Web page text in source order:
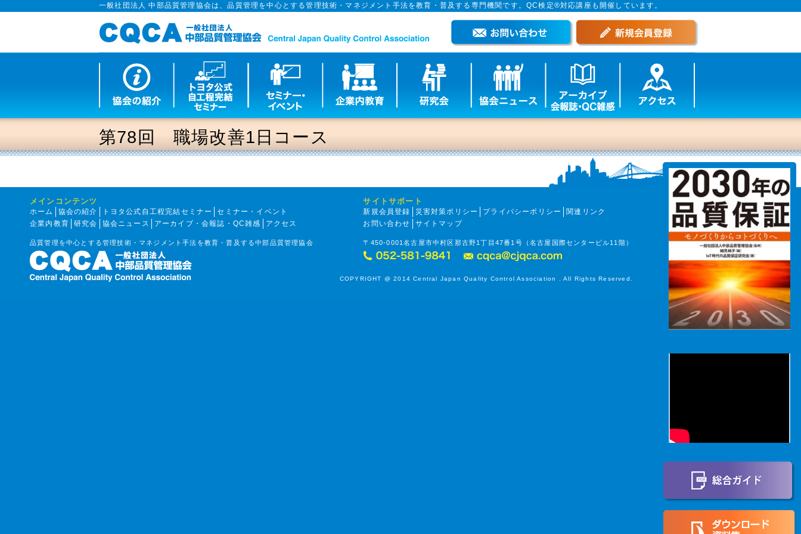
一般社団法人 中部品質管理協会は、品質管理を中心とする管理技術・マネジメント手法を教育・普及する専門機関です。QC検定®対応講座も開催しています。
第78回 職場改善1日コース
メインコンテンツ
ホーム 協会の紹介 トヨタ公式自工程完結セミナー
セミナー・イベント
企業内教育
研究会 協会ニュース アーカイブ・会報誌・QC雑感 アクセス
品質管理を中心とする管理技術・マネジメント手法を教育・普及する中部品質管理協会
サイトサポート
新規会員登録 災害対策ポリシー プライバシーポリシー
関連リンク
お問い合わせ
サイトマップ
〒450-0001名古屋市中村区那古野1丁目47番1号（名古屋国際センタービル11階）
COPYRIGHT @ 2014 Central Japan Quality Control Association . All Rights Reserved.